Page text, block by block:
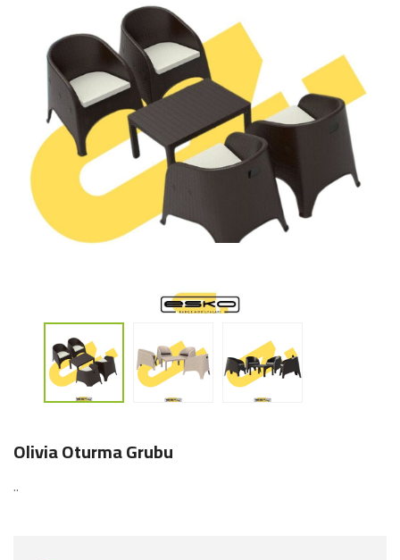
Konforun Ve Şıklığın Keyfini Çıkarın
Bahçe Mobilyaları Satış Mağazası İzmir
Olivia Oturma Grubu
..